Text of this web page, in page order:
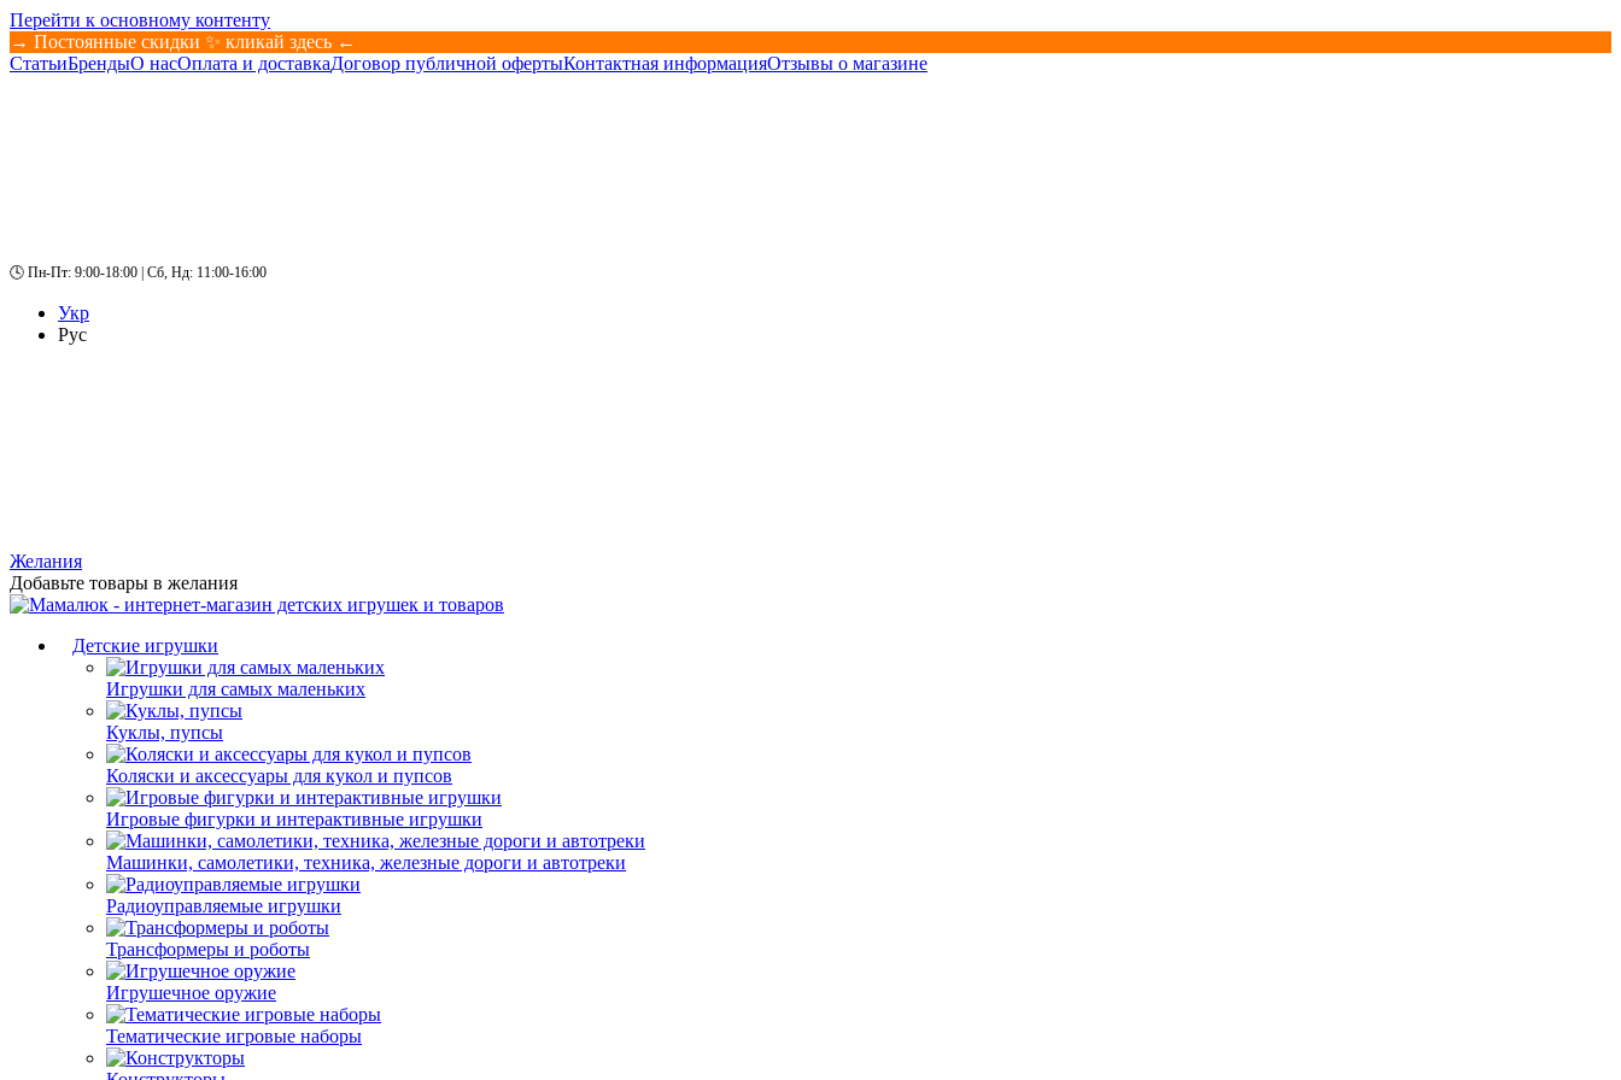
Перейти к основному контенту
→ Постоянные скидки ✨ кликай здесь ←
СтатьиБрендыО насОплата и доставкаДоговор публичной офертыКонтактная информацияОтзывы о магазине
Укр
Рус
Желания
Добавьте товары в желания
Детские игрушки
Игрушки для самых маленьких
Куклы, пупсы
Коляски и аксессуары для кукол и пупсов
Игровые фигурки и интерактивные игрушки
Машинки, самолетики, техника, железные дороги и автотреки
Радиоуправляемые игрушки
Трансформеры и роботы
Игрушечное оружие
Тематические игровые наборы